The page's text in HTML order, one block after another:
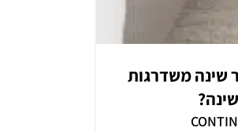
שינה משדרגות